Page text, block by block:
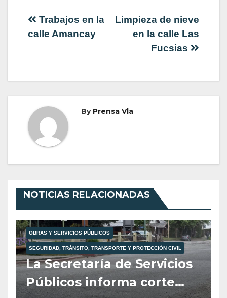
NavegaciónLimpieza de nieve
en la calle Las
Fucsias
Trabajos en la
calle Amancay
By Prensa Vla
NOTICIAS RELACIONADAS
OBRAS Y SERVICIOS PÚBLICOS
SEGURIDAD, TRÁNSITO, TRANSPORTE Y PROTECCIÓN CIVIL
La Secretaría de Servicios
Públicos informa corte